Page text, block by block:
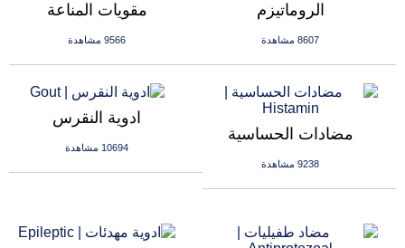
مقويات المناعة
9566 مشاهدة
الروماتيزم
8607 مشاهدة
ادوية النقرس
10694 مشاهدة
مضادات الحساسية
9238 مشاهدة